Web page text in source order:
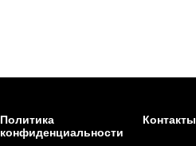
Политика
конфиденциальности
Контакты